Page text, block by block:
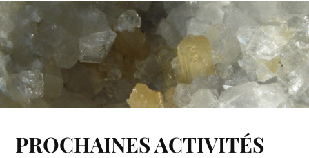
PROCHAINES ACTIVITÉS